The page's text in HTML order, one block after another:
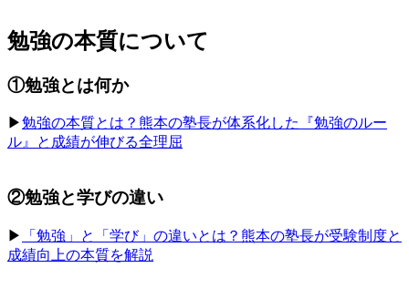
勉強の本質について
①勉強とは何か
▶︎勉強の本質とは？熊本の塾長が体系化した『勉強のルー
ル』と成績が伸びる全理屈
②勉強と学びの違い
▶︎
「勉強」と「学び」の違いとは？熊本の塾長が受験制度と
成績向上の本質を解説